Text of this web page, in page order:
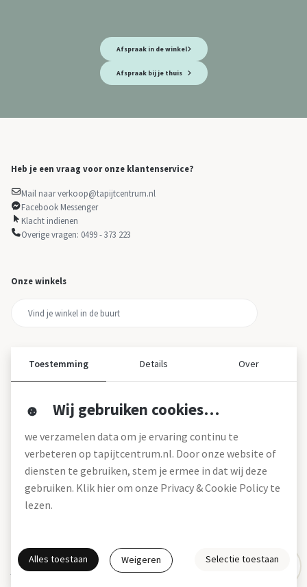
Afspraak in de winkel
Afspraak bij je thuis
Heb je een vraag voor onze klantenservice?
Mail naar verkoop@tapijtcentrum.nl
Facebook Messenger
Klacht indienen
Overige vragen: 0499 - 373 223
Onze winkels
Over tapijtcentrum
Werken bij
Montageservice
Blog
Actie- en betalingsvoorwaarden * Disclaimer
Gratis interieuradvies
Toestemming Details Over
Wij gebruiken cookies…
we verzamelen data om je ervaring continu te
verbeteren op tapijtcentrum.nl. Door onze website of
diensten te gebruiken, stem je ermee in dat wij deze
gebruiken. Klik hier om onze Privacy & Cookie Policy te
lezen.
Alles toestaan Weigeren Selectie toestaan